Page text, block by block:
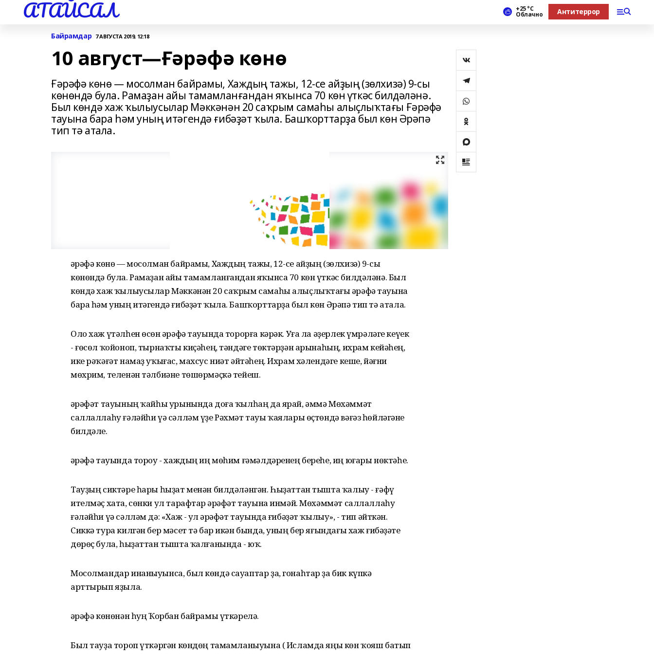
АТАЙСАЛ +25 °С
Облачно Антитеррор
Байрамдар 7 АВГУСТА 2019, 12:18
10 август—Ғәрәфә көнө
Ғәрәфә көнө — мосолман байрамы, Хаждың тажы, 12-се айҙың (зөлхизә) 9-сы
көнөндә була. Рамаҙан айы тамамланғандан яҡынса 70 көн үткәс билдәләнә.
Был көндә хаж ҡылыусылар Мәккәнән 20 саҡрым самаһы алыҫлыҡтағы Ғәрәфә
тауына бара һәм уның итәгендә ғибәҙәт ҡыла. Башҡорттарҙа был көн Әрәпә
тип тә атала.
Ғәрәфә көнө — мосолман байрамы, Хаждың тажы, 12-се айҙың (зөлхизә) 9-сы
көнөндә була. Рамаҙан айы тамамланғандан яҡынса 70 көн үткәс билдәләнә. Был
көндә хаж ҡылыусылар Мәккәнән 20 саҡрым самаһы алыҫлыҡтағы Ғәрәфә тауына
бара һәм уның итәгендә ғибәҙәт ҡыла. Башҡорттарҙа был көн Әрәпә тип тә атала.
Оло хаж үтәлһен өсөн Ғәрәфә тауында торорға кәрәк. Уға ла әҙерлек үмрәләге кеүек
- ғөсөл ҡойоноп, тырнаҡты киҫәһең, тәндәге төктәрҙән арынаһың, ихрам кейәһең,
ике рәҡәғәт намаҙ уҡығас, махсус ниәт әйтәһең. Ихрам хәлендәге кеше, йәғни
мөхрим, теленән тәлбиәне төшөрмәҫкә тейеш.
Ғәрәфәт тауының ҡайһы урынында доға ҡылһаң да ярай, әммә Мөхәммәт
саллаллаһу ғәләйһи үә сәлләм үҙе Рәхмәт тауы ҡаялары өҫтөндә вәғәз һөйләгәне
билдәле.
Ғәрәфә тауында тороу - хаждың иң мөһим ғәмәлдәренең береһе, иң юғары нөктәһе.
Тауҙың сиктәре һары һыҙат менән билдәләнгән. Һыҙаттан тышта ҡалыу - ғәфү
ителмәҫ хата, сөнки ул тарафтар Ғәрәфәт тауына инмәй. Мөхәммәт саллаллаһу
ғәләйһи үә сәлләм дә: «Хаж - ул Ғәрәфәт тауында ғибәҙәт ҡылыу», - тип әйткән.
Сиккә тура килгән бер мәсет тә бар икән бында, уның бер яғындағы хаж ғибәҙәте
дөрөҫ була, һыҙаттан тышта ҡалғанында - юҡ.
Мосолмандар инаныуынса, был көндә сауаптар ҙа, гонаһтар ҙа бик күпкә
арттырып яҙыла.
Ғәрәфә көнөнән һуң Ҡорбан байрамы үткәрелә.
Был тауҙа тороп үткәргән көндөң тамамланыуына ( Исламда яңы көн ҡояш батып